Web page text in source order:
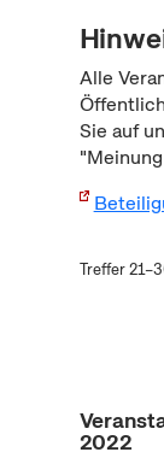
Alle
Sie auf
Treffer
2022